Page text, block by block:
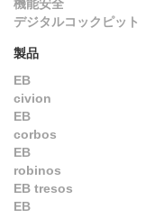
機能安全
デジタルコックピット
製品
EB
civion
EB
corbos
EB
robinos
EB tresos
EB